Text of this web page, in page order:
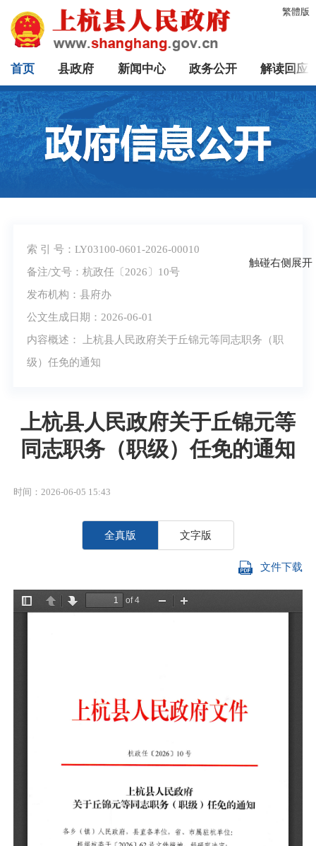
繁體版
首页 县政府 新闻中心 政务公开 解读回应
索 引 号：LY03100-0601-2026-00010
备注/文号：杭政任〔2026〕10号
发布机构：县府办
公文生成日期：2026-06-01
内容概述： 上杭县人民政府关于丘锦元等同志职务（职
级）任免的通知
上杭县人民政府关于丘锦元等
同志职务（职级）任免的通知
时间：2026-06-05 15:43
全真版 文字版
文件下载
触碰右侧展开